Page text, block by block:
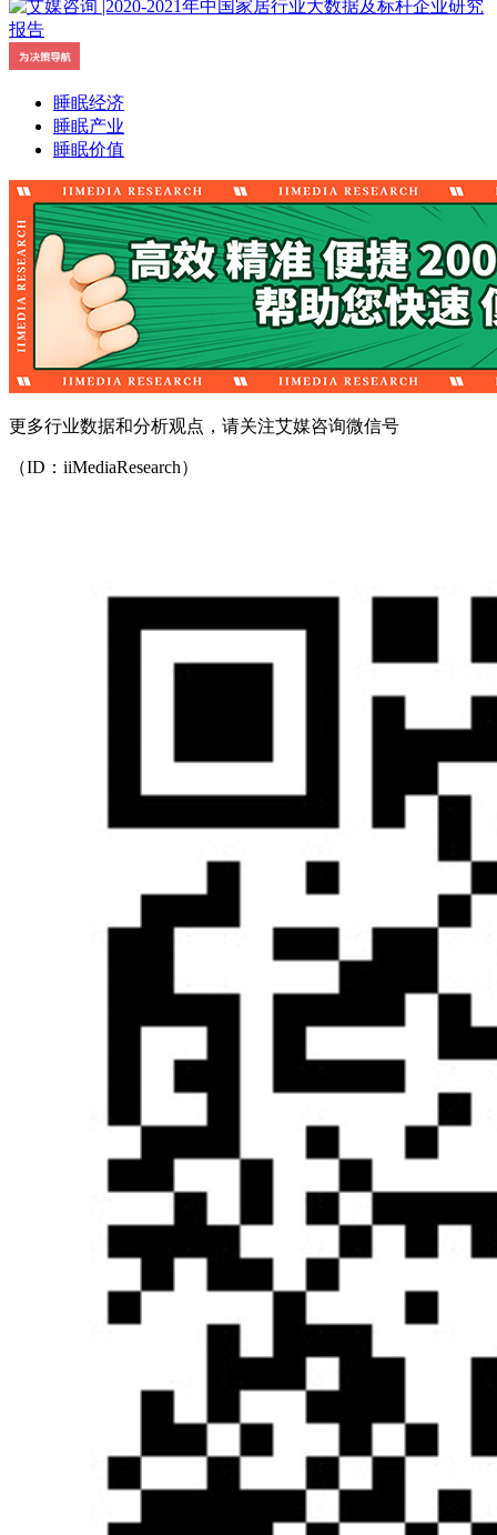
睡眠经济
睡眠产业
睡眠价值
更多行业数据和分析观点，请关注艾媒咨询微信号
（ID：iiMediaResearch）